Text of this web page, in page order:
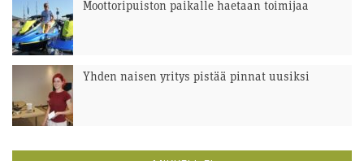
Moottoripuiston paikalle haetaan toimijaa
Yhden naisen yritys pistää pinnat uusiksi